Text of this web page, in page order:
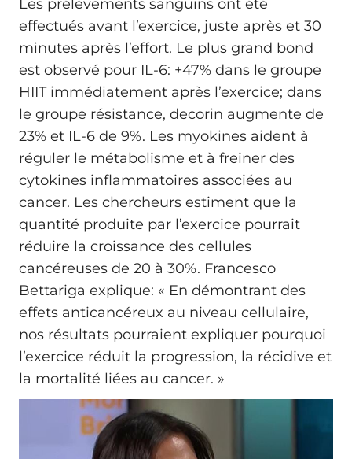
Les prélèvements sanguins ont été
effectués avant l’exercice, juste après et 30
minutes après l’effort. Le plus grand bond
est observé pour IL-6: +47% dans le groupe
HIIT immédiatement après l’exercice; dans
le groupe résistance, decorin augmente de
23% et IL-6 de 9%. Les myokines aident à
réguler le métabolisme et à freiner des
cytokines inflammatoires associées au
cancer. Les chercheurs estiment que la
quantité produite par l’exercice pourrait
réduire la croissance des cellules
cancéreuses de 20 à 30%. Francesco
Bettariga explique: « En démontrant des
effets anticancéreux au niveau cellulaire,
nos résultats pourraient expliquer pourquoi
l’exercice réduit la progression, la récidive et
la mortalité liées au cancer. »